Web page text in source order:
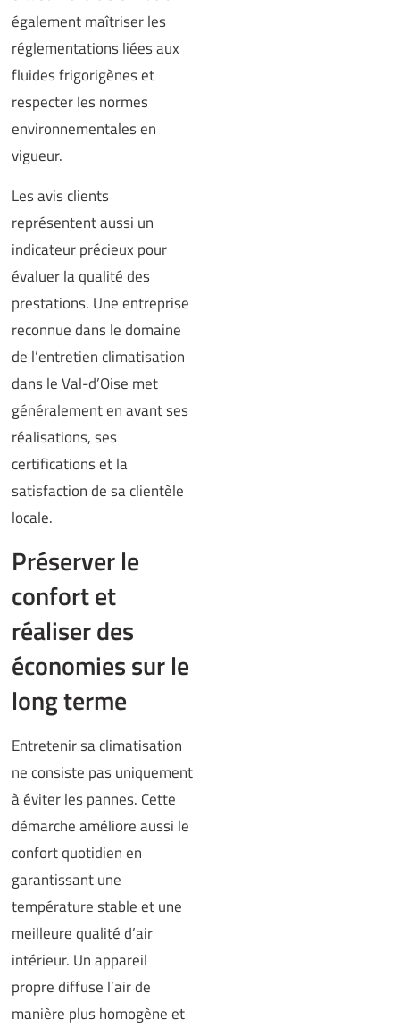
également maîtriser les
réglementations liées aux
fluides frigorigènes et
respecter les normes
environnementales en
vigueur.
Les avis clients
représentent aussi un
indicateur précieux pour
évaluer la qualité des
prestations. Une entreprise
reconnue dans le domaine
de l’entretien climatisation
dans le Val-d’Oise met
généralement en avant ses
réalisations, ses
certifications et la
satisfaction de sa clientèle
locale.
Préserver le
confort et
réaliser des
économies sur le
long terme
Entretenir sa climatisation
ne consiste pas uniquement
à éviter les pannes. Cette
démarche améliore aussi le
confort quotidien en
garantissant une
température stable et une
meilleure qualité d’air
intérieur. Un appareil
propre diffuse l’air de
manière plus homogène et